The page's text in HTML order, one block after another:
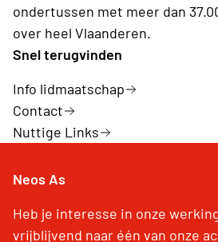
ondertussen met meer dan
over heel Vlaanderen.
Snel terugvinden
Info lidmaatschap
Contact
Nuttige Links
Neos As
Heb je interesse in onze
vrijblijvend naar één van onze